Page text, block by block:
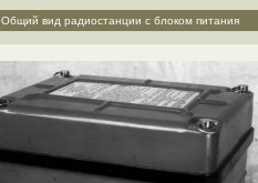
Общий вид радиостанции с блоком питания